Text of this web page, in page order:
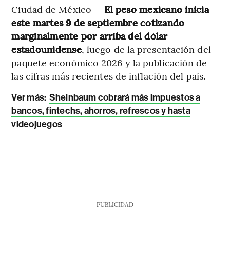
Ciudad de México — El peso mexicano inicia
este martes 9 de septiembre cotizando
marginalmente por arriba del dólar
estadounidense, luego de la presentación del
paquete económico 2026 y la publicación de
las cifras más recientes de inflación del país.
Ver más: Sheinbaum cobrará más impuestos a
bancos, fintechs, ahorros, refrescos y hasta
videojuegos
PUBLICIDAD